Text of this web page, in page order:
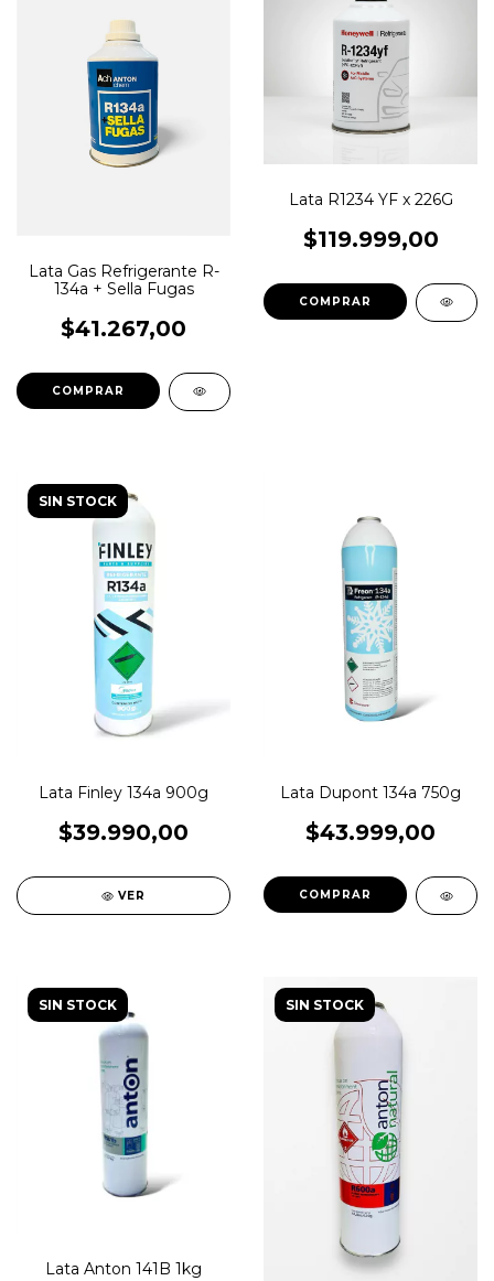
Lata Gas Refrigerante R-
134a + Sella Fugas
$41.267,00
Lata R1234 YF x 226G
$119.999,00
SIN STOCK
Lata Finley 134a 900g
$39.990,00
VER
Lata Dupont 134a 750g
$43.999,00
SIN STOCK
Lata Anton 141B 1kg
SIN STOCK